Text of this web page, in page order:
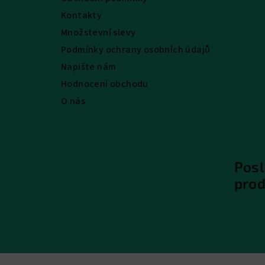
Kontakty
Množstevní slevy
Podmínky ochrany osobních údajů
Napište nám
Hodnocení obchodu
O nás